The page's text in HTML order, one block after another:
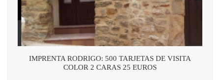
IMPRENTA RODRIGO: 500 TARJETAS DE VISITA
COLOR 2 CARAS 25 EUROS